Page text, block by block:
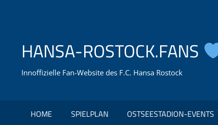
HANSA-ROSTOCK.FANS
Innoffizielle Fan-Website des F.C. Hansa Rostock
HOME SPIELPLAN OSTSEESTADION-EVENTS